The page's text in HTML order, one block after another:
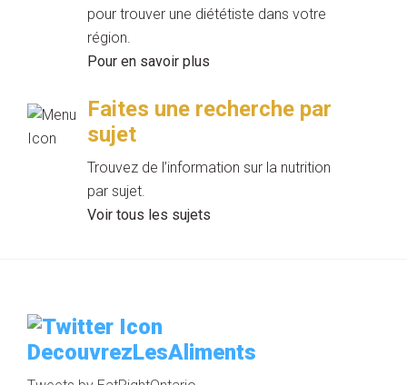
pour trouver une diététiste dans votre
région.
Pour en savoir plus
Faites une recherche par
sujet
Trouvez de l’information sur la nutrition
par sujet.
Voir tous les sujets
DecouvrezLesAliments